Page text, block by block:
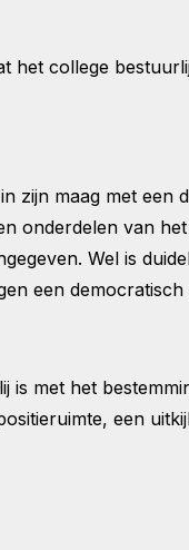
college
zijn maag met een
onderdelen van
Wel is
een
met het
een